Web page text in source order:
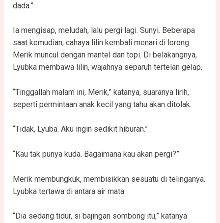
dada.”
Ia mengisap, meludah, lalu pergi lagi. Sunyi. Beberapa
saat kemudian, cahaya lilin kembali menari di lorong.
Merik muncul dengan mantel dan topi. Di belakangnya,
Lyubka membawa lilin, wajahnya separuh tertelan gelap.
“Tinggallah malam ini, Merik,” katanya, suaranya lirih,
seperti permintaan anak kecil yang tahu akan ditolak.
“Tidak, Lyuba. Aku ingin sedikit hiburan.”
“Kau tak punya kuda. Bagaimana kau akan pergi?”
Merik membungkuk, membisikkan sesuatu di telinganya.
Lyubka tertawa di antara air mata.
“Dia sedang tidur, si bajingan sombong itu,” katanya